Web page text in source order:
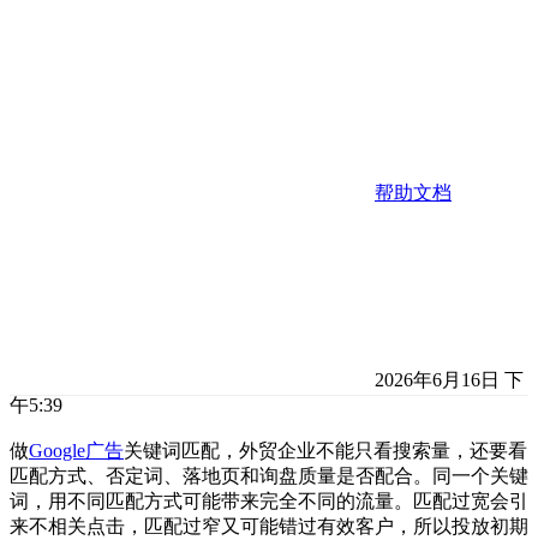
帮助文档
2026年6月16日 下
午5:39
做Google广告关键词匹配，外贸企业不能只看搜索量，还要看
匹配方式、否定词、落地页和询盘质量是否配合。同一个关键
词，用不同匹配方式可能带来完全不同的流量。匹配过宽会引
来不相关点击，匹配过窄又可能错过有效客户，所以投放初期